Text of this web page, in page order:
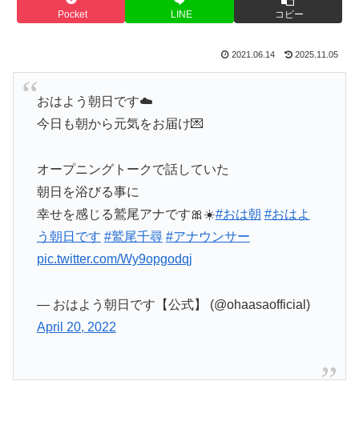
Pocket LINE コピー
2021.06.14 2025.11.05
おはよう朝日です☁️
今日も朝から元気をお届け💌
オープニングトークで話していた
朝日を浴びる事に
幸せを感じる鷲尾アナです🎀☀️#おは朝 #おはよ
う朝日です #鷲尾千尋 #アナウンサー
pic.twitter.com/Wy9opgodqj
— おはよう朝日です【公式】 (@ohaasaofficial)
April 20, 2022